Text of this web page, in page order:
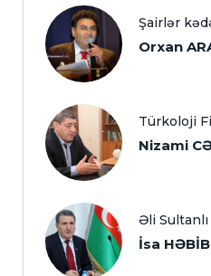
Şairlər
Orxan
Türkoloji
Nizami
Əli
İsa